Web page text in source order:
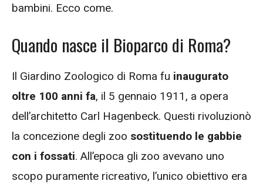
bambini. Ecco come.
Quando nasce il Bioparco di Roma?
Il Giardino Zoologico di Roma fu inaugurato
oltre 100 anni fa, il 5 gennaio 1911, a opera
dell’architetto Carl Hagenbeck. Questi rivoluzionò
la concezione degli zoo sostituendo le gabbie
con i fossati. All’epoca gli zoo avevano uno
scopo puramente ricreativo, l’unico obiettivo era